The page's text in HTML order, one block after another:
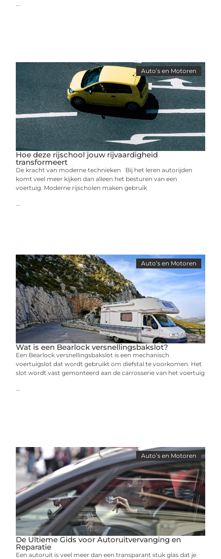
Auto’s en Motoren
Hoe deze rijschool jouw rijvaardigheid
transformeert
De kracht van moderne technieken Bij het leren autorijden
komt veel meer kijken dan alleen het besturen van een
voertuig. Moderne rijscholen maken gebruik
Auto’s en Motoren
Wat is een Bearlock versnellingsbakslot?
Een Bearlock versnellingsbakslot is een mechanisch
voertuigslot dat wordt gebruikt om diefstal te voorkomen. Het
slot wordt vast gemonteerd aan de carrosserie van het voertuig
Auto’s en Motoren
De Ultieme Gids voor Autoruitvervanging en
Reparatie
Een autoruit is veel meer dan een transparant stuk glas dat je